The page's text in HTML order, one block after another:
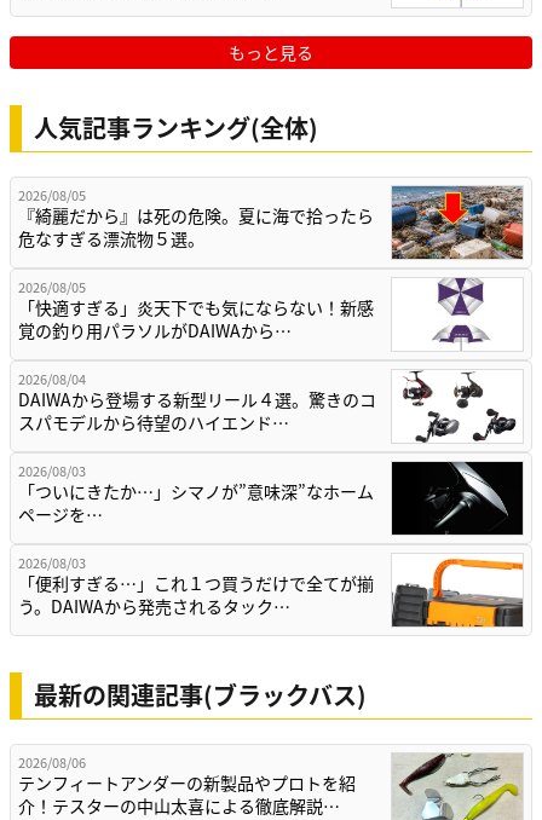
もっと見る
人気記事ランキング(全体)
2026/08/05
『綺麗だから』は死の危険。夏に海で拾ったら
危なすぎる漂流物５選。
2026/08/05
「快適すぎる」炎天下でも気にならない！新感
覚の釣り用パラソルがDAIWAから…
2026/08/04
DAIWAから登場する新型リール４選。驚きのコ
スパモデルから待望のハイエンド…
2026/08/03
「ついにきたか…」シマノが”意味深”なホーム
ページを…
2026/08/03
「便利すぎる…」これ１つ買うだけで全てが揃
う。DAIWAから発売されるタック…
最新の関連記事(ブラックバス)
2026/08/06
テンフィートアンダーの新製品やプロトを紹
介！テスターの中山太喜による徹底解説…